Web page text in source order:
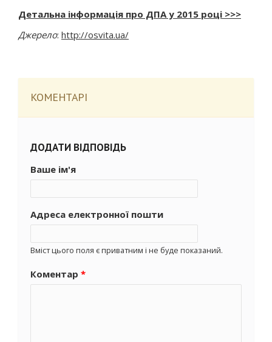
Детальна інформація про ДПА у 2015 році >>>
Джерело: http://osvita.ua/
КОМЕНТАРІ
ДОДАТИ ВІДПОВІДЬ
Ваше ім'я
Адреса електронної пошти
Вміст цього поля є приватним і не буде показаний.
Коментар *